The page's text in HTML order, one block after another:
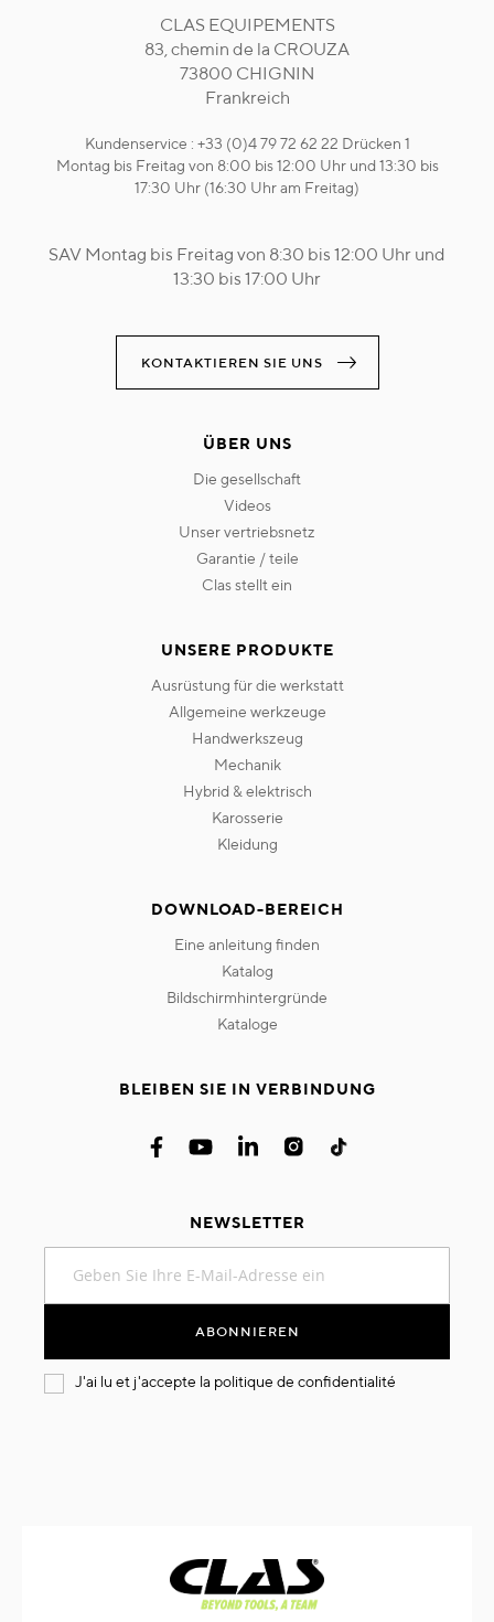
CLAS EQUIPEMENTS
83, chemin de la CROUZA
73800 CHIGNIN
Frankreich
Kundenservice : +33 (0)4 79 72 62 22 Drücken 1
Montag bis Freitag von 8:00 bis 12:00 Uhr und 13:30 bis
17:30 Uhr (16:30 Uhr am Freitag)
SAV Montag bis Freitag von 8:30 bis 12:00 Uhr und
13:30 bis 17:00 Uhr
KONTAKTIEREN SIE UNS
ÜBER UNS
die gesellschaft
videos
unser vertriebsnetz
garantie / teile
clas stellt ein
UNSERE PRODUKTE
ausrüstung für die werkstatt
allgemeine werkzeuge
handwerkszeug
mechanik
hybrid & elektrisch
karosserie
kleidung
DOWNLOAD-BEREICH
eine anleitung finden
katalog
bildschirmhintergründe
kataloge
BLEIBEN SIE IN VERBINDUNG
NEWSLETTER
sich
an:
ABONNIEREN
J'ai lu et j'accepte la politique de confidentialité